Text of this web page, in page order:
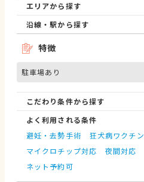
エリアから探す
沿線・駅から探す
特徴
駐車場あり
こだわり条件から探す
よく利用される条件
避妊・去勢手術
狂犬病ワクチン
マイクロチップ対応
夜間対応
ネット予約可